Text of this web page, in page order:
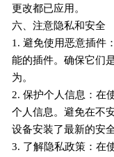
更改都已应用。
六、注意隐私和安全
1. 避免使用恶意插件
能的插件。确保它们
为。
2. 保护个人信息：在
个人信息。避免在不
设备安装了最新的安
3. 了解隐私政策：在